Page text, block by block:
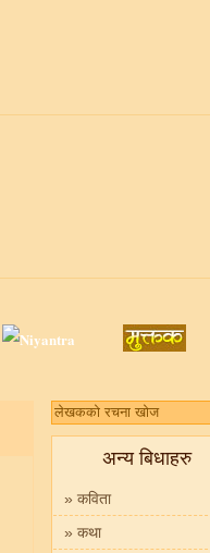
अन्य बिधाहरु
» कविता
» कथा